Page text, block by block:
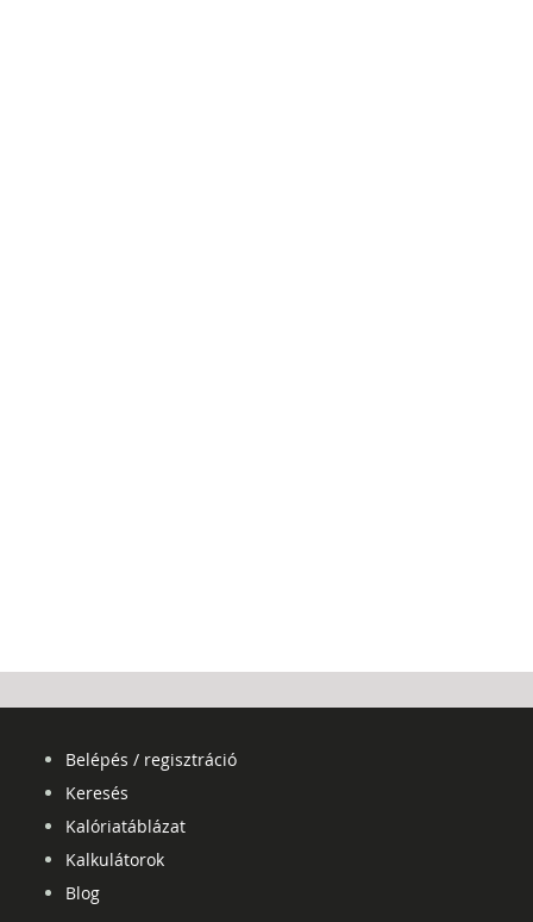
Belépés / regisztráció
Keresés
Kalóriatáblázat
Kalkulátorok
Blog